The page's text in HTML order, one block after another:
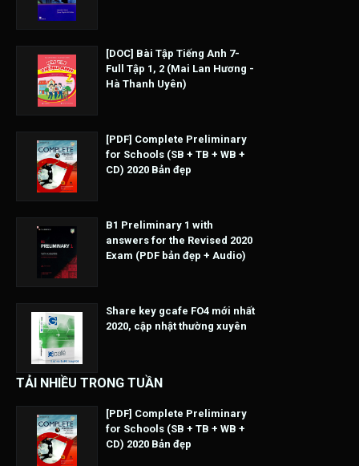
[DOC] Bài Tập Tiếng Anh 7-
Full Tập 1, 2 (Mai Lan Hương -
Hà Thanh Uyên)
[PDF] Complete Preliminary
for Schools (SB + TB + WB +
CD) 2020 Bản đẹp
B1 Preliminary 1 with
answers for the Revised 2020
Exam (PDF bản đẹp + Audio)
Share key gcafe FO4 mới nhất
2020, cập nhật thường xuyên
TẢI NHIỀU TRONG TUẦN
[PDF] Complete Preliminary
for Schools (SB + TB + WB +
CD) 2020 Bản đẹp